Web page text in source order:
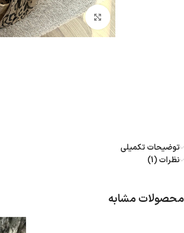
بزرگنمایی تصویر
توضیحات تکمیلی
نظرات (1)
محصولات مشابه